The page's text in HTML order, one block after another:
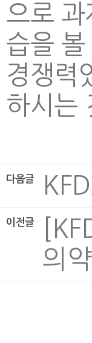
으로
습을 볼
경쟁력
하시는
다음글
이전글
의